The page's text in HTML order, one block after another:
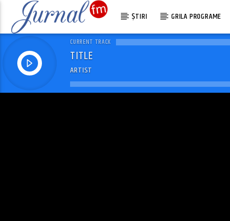
ȘTIRI GRILA PROGRAME
CURRENT TRACK
TITLE
ARTIST